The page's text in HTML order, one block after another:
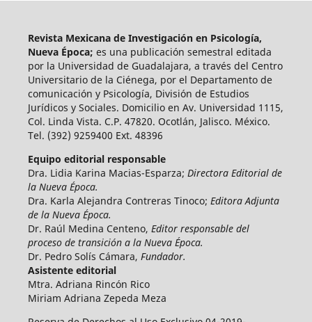
Revista Mexicana de Investigación en Psicología,
Nueva Época; es una publicación semestral editada
por la Universidad de Guadalajara, a través del Centro
Universitario de la Ciénega, por el Departamento de
comunicación y Psicología, División de Estudios
Jurídicos y Sociales. Domicilio en Av. Universidad 1115,
Col. Linda Vista. C.P. 47820. Ocotlán, Jalisco. México.
Tel. (392) 9259400 Ext. 48396
Equipo editorial responsable
Dra. Lidia Karina Macias-Esparza; Directora Editorial de
la Nueva Época.
Dra. Karla Alejandra Contreras Tinoco; Editora Adjunta
de la Nueva Época.
Dr. Raúl Medina Centeno, Editor responsable del
proceso de transición a la Nueva Época.
Dr. Pedro Solís Cámara, Fundador.
Asistente editorial
Mtra. Adriana Rincón Rico
Miriam Adriana Zepeda Meza